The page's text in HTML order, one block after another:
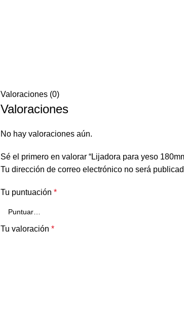
Valoraciones (0)
Valoraciones
No hay valoraciones aún.
Sé el primero en valorar “Lijadora para yeso
Tu dirección de correo electrónico no será
Tu puntuación *
Tu valoración *